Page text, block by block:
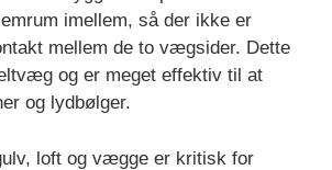
imellem, så der ikke er
mellem de to vægsider. Dette
og er meget effektiv til at
og lydbølger.
loft og vægge er kritisk for